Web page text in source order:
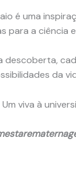
é uma
para a ciência
descoberta,
da
viva à